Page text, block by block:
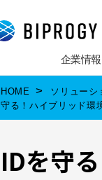
企業情報
HOME ソリューシ
守る！ハイブリッド環
IDを守